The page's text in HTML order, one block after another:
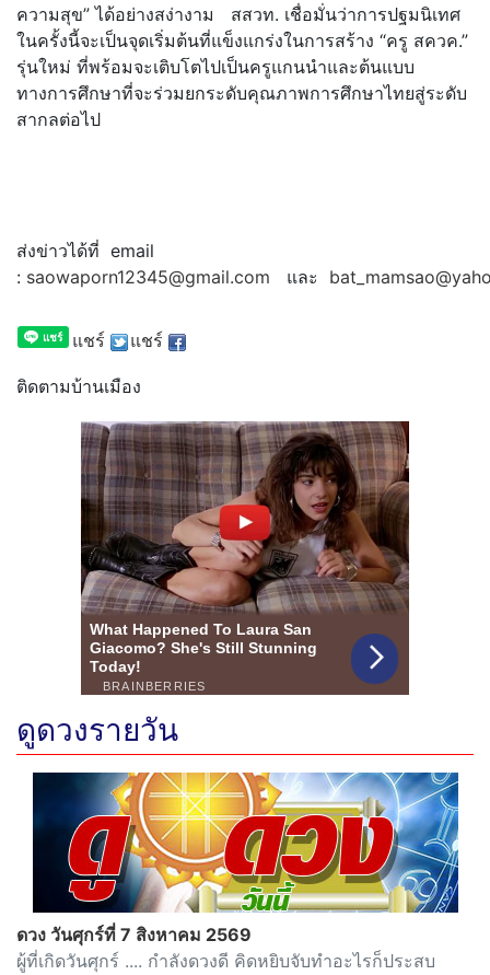
ความสุข” ได้อย่างสง่างาม สสวท. เชื่อมั่นว่าการปฐมนิเทศ
ในครั้งนี้จะเป็นจุดเริ่มต้นที่แข็งแกร่งในการสร้าง “ครู สควค.”
รุ่นใหม่ ที่พร้อมจะเติบโตไปเป็นครูแกนนำและต้นแบบ
ทางการศึกษาที่จะร่วมยกระดับคุณภาพการศึกษาไทยสู่ระดับ
สากลต่อไป
ส่งข่าวได้ที่ email
: saowaporn12345@gmail.com และ
แชร์ แชร์
ติดตามบ้านเมือง
ดูดวงรายวัน
ดวง วันศุกร์ที่ 7 สิงหาคม 2569
ผู้ที่เกิดวันศุกร์ .... กำลังดวงดี คิดหยิบจับทำอะไรก็ประสบ